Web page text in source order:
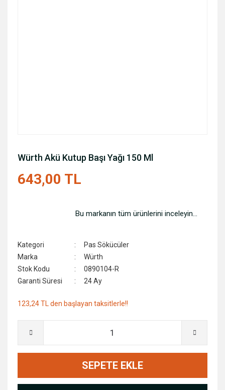
Würth Akü Kutup Başı Yağı 150 Ml
643,00 TL
Bu markanın tüm ürünlerini inceleyin...
Kategori
Pas Sökücüler
Marka
Würth
Stok Kodu
0890104-R
Garanti Süresi
24 Ay
123,24 TL den başlayan taksitlerle!!
SEPETE EKLE